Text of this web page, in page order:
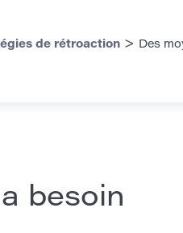
de rétroaction > Des
besoin